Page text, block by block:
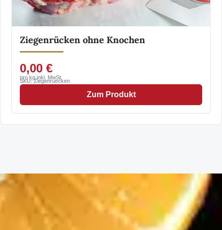
Ziegenrücken ohne Knochen
0,00 €
pro kg inkl. MwSt.
SKU: Ziegenruecken
Zum Produkt